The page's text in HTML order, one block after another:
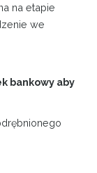
na etapie
we
bankowy aby